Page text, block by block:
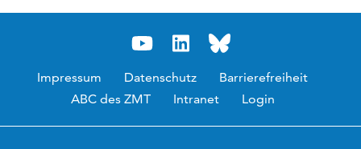
Impressum Datenschutz
Barrierefreiheit
ABC des ZMT
Intranet Login